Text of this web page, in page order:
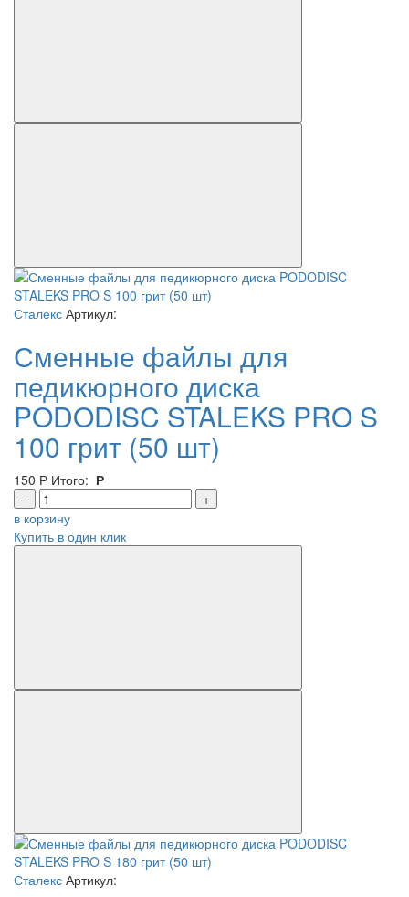
Сталекс Артикул:
Сменные файлы для
педикюрного диска
PODODISC STALEKS PRO S
100 грит (50 шт)
150 Р Итого: Р
–
+
в корзину
Купить в один клик
Сталекс Артикул: